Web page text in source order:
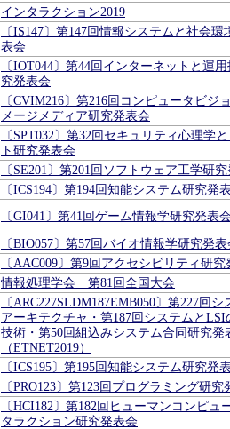
インタラクション2019
〔IS147〕第147回情報システムと社会環
表会
〔IOT044〕第44回インターネットと運
究発表会
〔CVIM216〕第216回コンピュータビジ
メージメディア研究発表会
〔SPT032〕第32回セキュリティ心理学
ト研究発表会
〔SE201〕第201回ソフトウェア工学研
〔ICS194〕第194回知能システム研究発
〔GI041〕第41回ゲーム情報学研究発表
〔BIO057〕第57回バイオ情報学研究発表
〔AAC009〕第9回アクセシビリティ研究
情報処理学会 第81回全国大会
〔ARC227SLDM187EMB050〕第227回シ
アーキテクチャ・第187回システムとLSI
技術・第50回組込みシステム合同研究発
（ETNET2019）
〔ICS195〕第195回知能システム研究発
〔PRO123〕第123回プログラミング研究
〔HCI182〕第182回ヒューマンコンピュ
タラクション研究発表会